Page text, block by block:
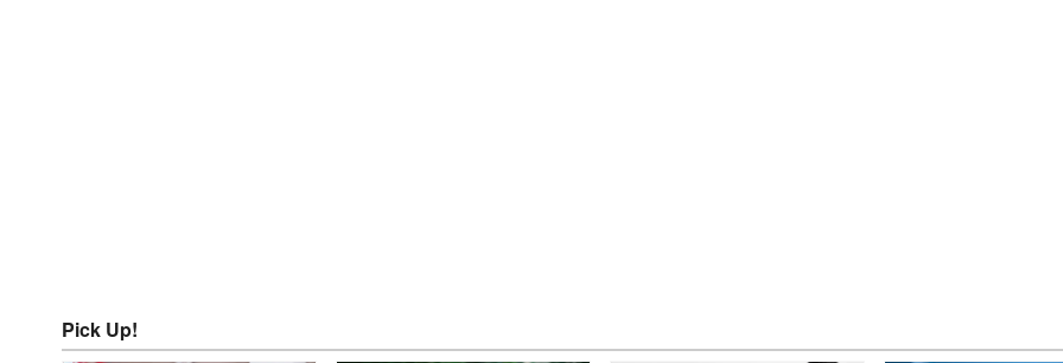
Pick Up!